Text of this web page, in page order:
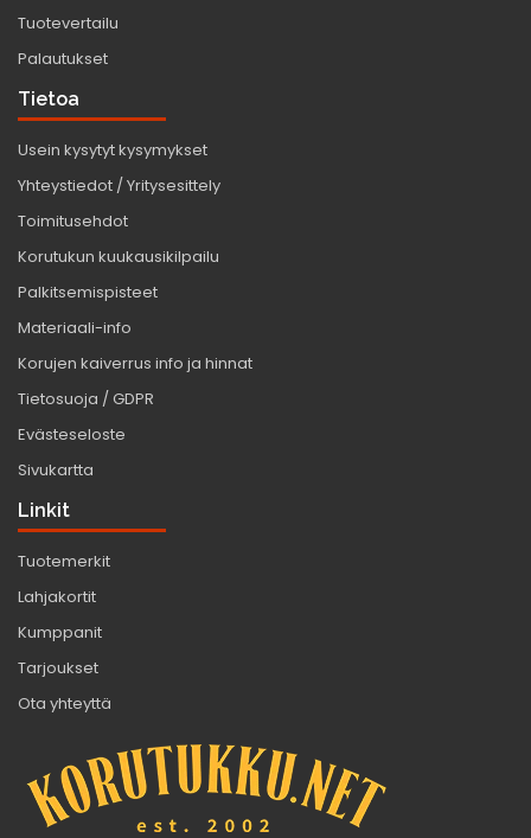
Tuotevertailu
Palautukset
Tietoa
Usein kysytyt kysymykset
Yhteystiedot / Yritysesittely
Toimitusehdot
Korutukun kuukausikilpailu
Palkitsemispisteet
Materiaali-info
Korujen kaiverrus info ja hinnat
Tietosuoja / GDPR
Evästeseloste
Sivukartta
Linkit
Tuotemerkit
Lahjakortit
Kumppanit
Tarjoukset
Ota yhteyttä